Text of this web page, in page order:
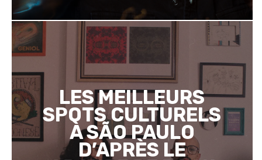
LES MEILLEURS
SPOTS CULTURELS
À SÃO PAULO
D’APRÈS LE